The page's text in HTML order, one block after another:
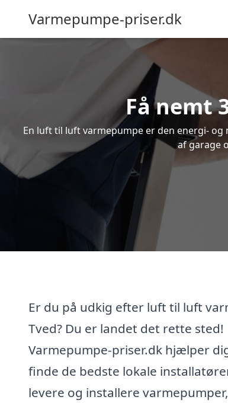
Varmepumpe-priser.dk
Få nemt
En luft til luft varmepumpe er den energi-
af garage
Er du på udkig efter luft til luft
Tved? Du er landet det rette sted!
Varmepumpe-priser.dk hjælper
finde de bedste lokale
levere og installere